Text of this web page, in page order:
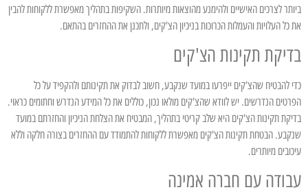
ביותר לצרכים האישיים ולהימנע מהוצאות מיותרות. השקיפות בתהליך מאפשרת ללקוחות להבין
את כל העלויות והעמלות הכרוכות בניכיון הצ'קים, ולתכנן את ההחזרים בהתאם.
בדיקת תקינות הצ'קים
כדי להבטיח שהצ'קים ייפרעו במועד שנקבע, חשוב לבדוק את תקינותם ולהקפיד על כל
הפרטים הנדרשים. יש לוודא שהצ'קים מולאו נכון, כוללים את כל המידע הנדרש וחתומים כראוי.
בדיקת תקינות הצ'קים היא שלב קריטי בתהליך, המבטיח את הצלחת הניכיון והחזרתם במועד
שנקבע. הבטחת תקינות הצ'קים מאפשרת ללקוחות להתמודד עם ההחזרים בצורה חלקה וללא
עיכובים מיותרים.
עבודה עם חברה אמינה